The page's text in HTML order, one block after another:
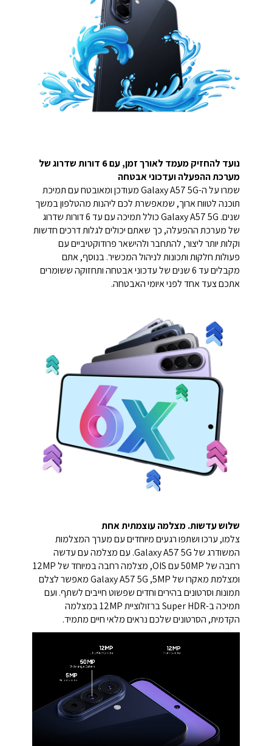
נועד להחזיק מעמד לאורך זמן, עם 6 דורות שדרוג של
מערכת ההפעלה ועדכוני אבטחה
שמרו על ה-Galaxy A57 5G מעודכן ומאובטח עם תמיכת
תוכנה לטווח ארוך, שמאפשרת לכם ליהנות מהטלפון במשך
שנים. Galaxy A57 5G כולל תמיכה עם עד 6 דורות שדרוג
של מערכת ההפעלה, כך שאתם יכולים לגלות דרכים חדשות
וקלות יותר ליצור, להתחבר ולהישאר פרודוקטיביים עם
פעולות חלקות ותכונות לניהול המכשיר. בנוסף, אתם
מקבלים עד 6 שנים של עדכוני אבטחה ותחזוקה ששומרים
אתכם צעד אחד לפני איומי האבטחה.
שלוש עדשות. מצלמה עוצמתית אחת
צלמו, ערכו ושתפו רגעים מיוחדים עם מערך המצלמות
המשודרג של Galaxy A57 5G. עם מצלמה עם עדשה
רחבה של 50MP עם OIS, מצלמה רחבה במיוחד של 12MP
ומצלמת מאקרו של 5MP,‏ Galaxy A57 5G מאפשר לצלם
תמונות וסרטונים בהירים וחדים שפשוט חייבים לשתף. ועם
תמיכה ב-Super HDR ברזולוציית 12MP במצלמה
הקדמית, הסרטונים שלכם נראים מלאי חיים מתמיד.